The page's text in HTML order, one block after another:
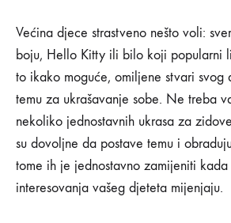
Većina djece strastveno nešto voli:
boju, Hello Kitty ili bilo koji popularni
to ikako moguće, omiljene stvari svog
temu za ukrašavanje sobe. Ne treba
nekoliko jednostavnih ukrasa za
su dovoljne da postave temu i
tome ih je jednostavno zamijeniti kada
interesovanja vašeg djeteta mijenjaju.